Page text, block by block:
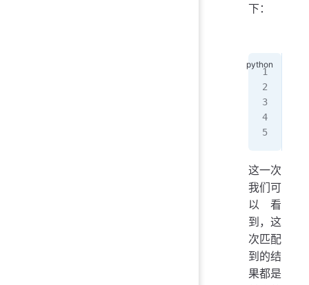
下：
这一次
我们可
以看
到，这
次匹配
到的结
果都是